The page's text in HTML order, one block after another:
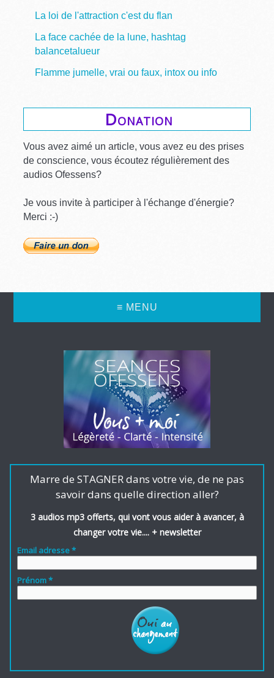
La loi de l'attraction c'est du flan
La face cachée de la lune, hashtag
balancetalueur
Flamme jumelle, vrai ou faux, intox ou info
Donation
Vous avez aimé un article, vous avez eu des prises
de conscience, vous écoutez régulièrement des
audios Ofessens?
Je vous invite à participer à l'échange d'énergie?
Merci :-)
≡ MENU
Marre de STAGNER dans votre vie, de ne pas
savoir dans quelle direction aller?
3 audios mp3 offerts, qui vont vous aider à avancer, à
changer votre vie.... + newsletter
Email adresse *
Prénom *